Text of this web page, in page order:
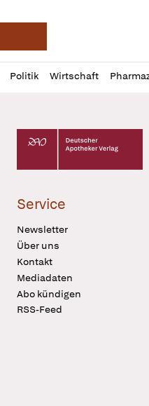
Deutsche
Politik Wirtschaft
Profil
öffnen
Daz
Pur
Deutscher Apotheker
Service
Newsletter
Über uns
Kontakt
Mediadaten
Abo kündigen
RSS-Feed